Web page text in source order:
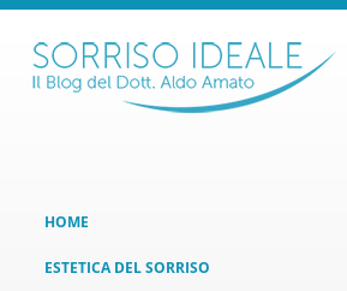
HOME
ESTETICA DEL SORRISO